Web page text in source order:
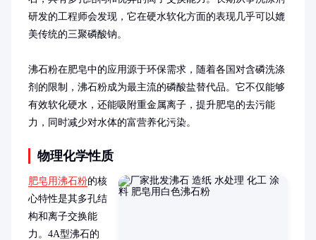
研发的工程师会发现，它在硬水软化方面的表现几乎可以媲
美传统的三聚磷酸钠。
沸石粉在肥皂中的应用源于环保需求，随着各国对含磷洗涤
剂的限制，沸石粉成为最主流的磷酸盐替代品。它不仅能够
有效软化硬水，还能吸附重金属离子，提升肥皂的去污能
力，同时减少对水体的富营养化污染。
物理化学性质
肥皂用沸石粉的核
心特性是其多孔结
构和离子交换能
力。4A型沸石的